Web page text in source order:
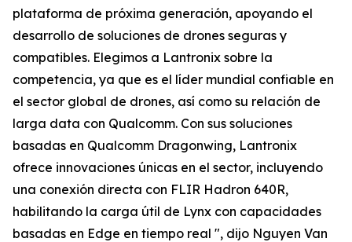
plataforma de próxima generación, apoyando el
desarrollo de soluciones de drones seguras y
compatibles. Elegimos a Lantronix sobre la
competencia, ya que es el líder mundial confiable en
el sector global de drones, así como su relación de
larga data con Qualcomm. Con sus soluciones
basadas en Qualcomm Dragonwing, Lantronix
ofrece innovaciones únicas en el sector, incluyendo
una conexión directa con FLIR Hadron 640R,
habilitando la carga útil de Lynx con capacidades
basadas en Edge en tiempo real ", dijo Nguyen Van